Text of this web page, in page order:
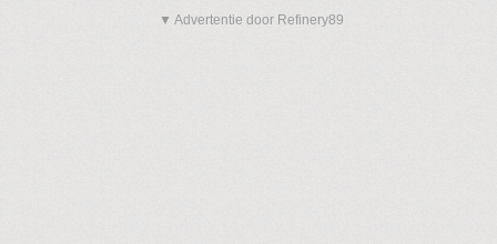
▼ Advertentie door Refinery89